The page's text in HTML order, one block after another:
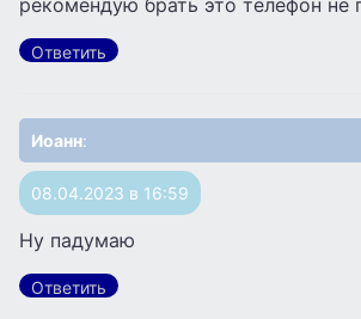
Ответить
Иоанн:
08.04.2023 в 16:59
Ну падумаю
Ответить